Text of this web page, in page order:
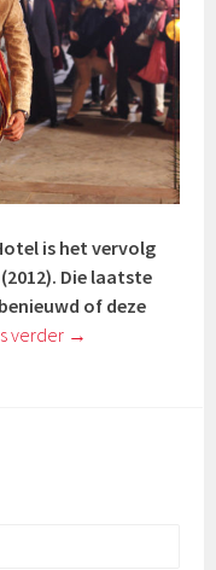
is het vervolg
Die laatste
of deze
verder →